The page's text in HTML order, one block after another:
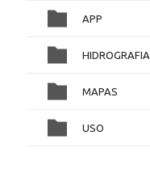
APP
HIDROGRAFIA
MAPAS
USO